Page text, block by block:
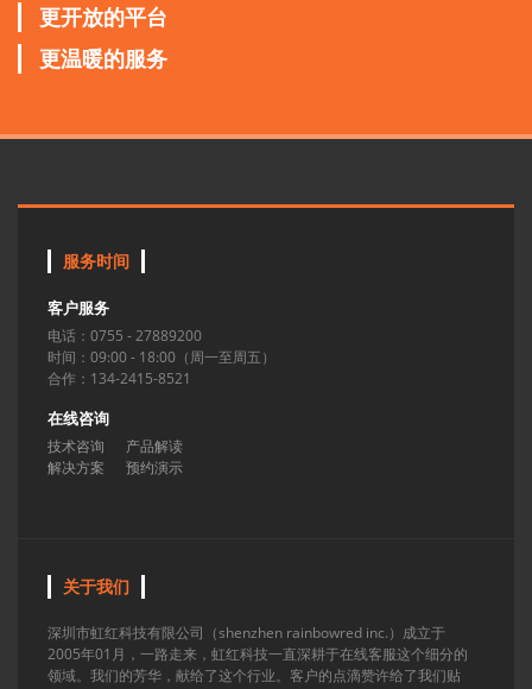
更开放的平台
更温暖的服务
服务时间
客户服务
电话：0755 - 27889200
时间：09:00 - 18:00（周一至周五）
合作：134-2415-8521
在线咨询
技术咨询
产品解读
解决方案
预约演示
关于我们
深圳市虹红科技有限公司（shenzhen rainbowred inc.）成立于
2005年01月，一路走来，虹红科技一直深耕于在线客服这个细分的
领域。我们的芳华，献给了这个行业。客户的点滴赞许给了我们贴